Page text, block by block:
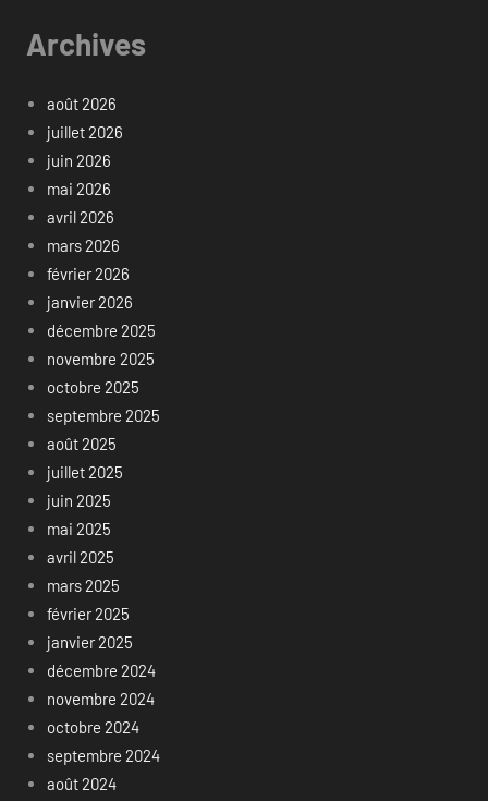
Archives
août 2026
juillet 2026
juin 2026
mai 2026
avril 2026
mars 2026
février 2026
janvier 2026
décembre 2025
novembre 2025
octobre 2025
septembre 2025
août 2025
juillet 2025
juin 2025
mai 2025
avril 2025
mars 2025
février 2025
janvier 2025
décembre 2024
novembre 2024
octobre 2024
septembre 2024
août 2024